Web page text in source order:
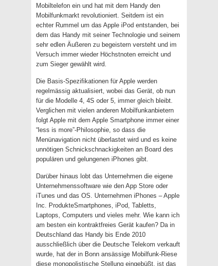
Mobiltelefon ein und hat mit dem Handy den
Mobilfunkmarkt revolutioniert. Seitdem ist ein
echter Rummel um das Apple iPod entstanden, bei
dem das Handy mit seiner Technologie und seinem
sehr edlen Äußeren zu begeistern versteht und im
Versuch immer wieder Höchstnoten erreicht und
zum Sieger gewählt wird.
Die Basis-Spezifikationen für Apple werden
regelmässig aktualisiert, wobei das Gerät, ob nun
für die Modelle 4, 4S oder 5, immer gleich bleibt.
Verglichen mit vielen anderen Mobilfunkanbietern
folgt Apple mit dem Apple Smartphone immer einer
“less is more”-Philosophie, so dass die
Menünavigation nicht überlastet wird und es keine
unnötigen Schnickschnackigkeiten an Board des
populären und gelungenen iPhones gibt.
Darüber hinaus lobt das Unternehmen die eigene
Unternehmenssoftware wie den App Store oder
iTunes und das OS. Unternehmen iPhones – Apple
Inc. ProdukteSmartphones, iPod, Tabletts,
Laptops, Computers und vieles mehr. Wie kann ich
am besten ein kontraktfreies Gerät kaufen? Da in
Deutschland das Handy bis Ende 2010
ausschließlich über die Deutsche Telekom verkauft
wurde, hat der in Bonn ansässige Mobilfunk-Riese
diese monopolistische Stellung eingebüßt, ist das